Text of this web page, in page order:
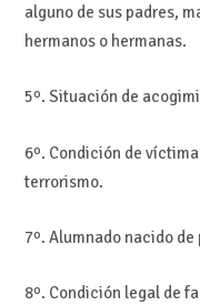
alguno de sus padres,
hermanos o hermanas.
5º. Situación de
6º. Condición de
terrorismo.
7º. Alumnado nacido
8º. Condición legal de